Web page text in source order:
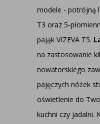
modele - potrójną
T3 oraz 5-
pająk VIZEVA T5.
na zastosowanie
nowatorskiego
pajęczych nóżek
oświetlenie do
kuchni czy jadalni.